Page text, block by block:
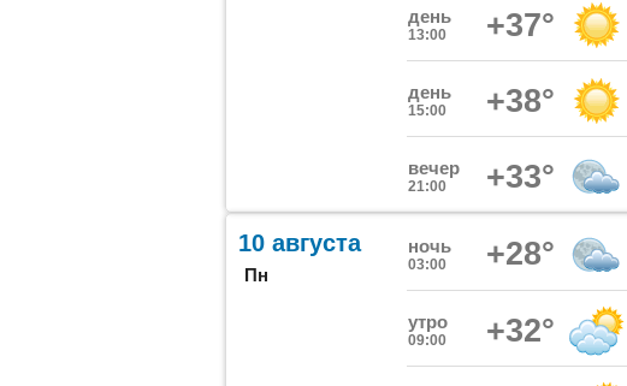
день
13:00 +37°
день
15:00 +38°
вечер
21:00 +33°
10 августа
Пн
ночь
03:00 +28°
утро
09:00 +32°